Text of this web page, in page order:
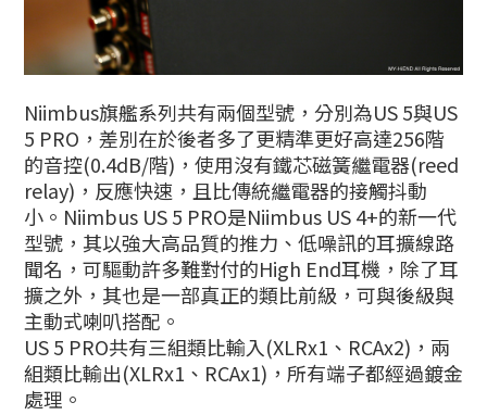
Niimbus旗艦系列共有兩個型號，分別為US 5與US
5 PRO，差別在於後者多了更精準更好高達256階
的音控(0.4dB/階)，使用沒有鐵芯磁簧繼電器(reed
relay)，反應快速，且比傳統繼電器的接觸抖動
小。Niimbus US 5 PRO是Niimbus US 4+的新一代
型號，其以強大高品質的推力、低噪訊的耳擴線路
聞名，可驅動許多難對付的High End耳機，除了耳
擴之外，其也是一部真正的類比前級，可與後級與
主動式喇叭搭配。
US 5 PRO共有三組類比輸入(XLRx1、RCAx2)，兩
組類比輸出(XLRx1、RCAx1)，所有端子都經過鍍金
處理。